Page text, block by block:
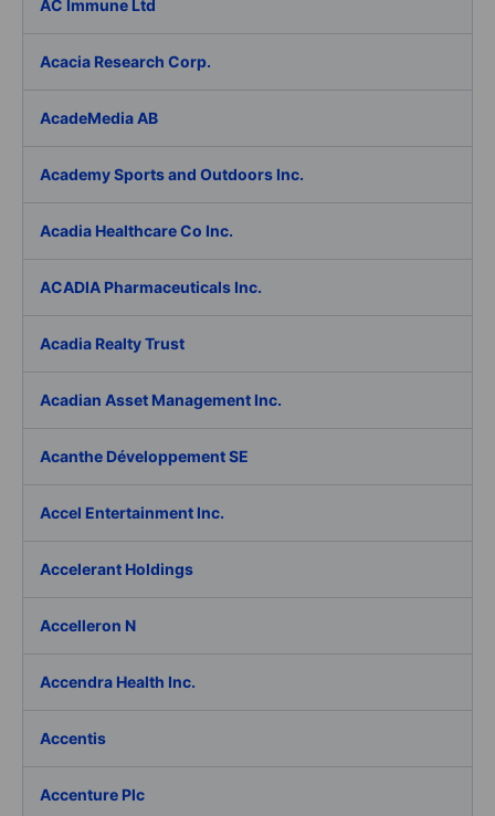
AC Immune Ltd
Acacia Research Corp.
AcadeMedia AB
Academy Sports and Outdoors Inc.
Acadia Healthcare Co Inc.
ACADIA Pharmaceuticals Inc.
Acadia Realty Trust
Acadian Asset Management Inc.
Acanthe Développement SE
Accel Entertainment Inc.
Accelerant Holdings
Accelleron N
Accendra Health Inc.
Accentis
Accenture Plc